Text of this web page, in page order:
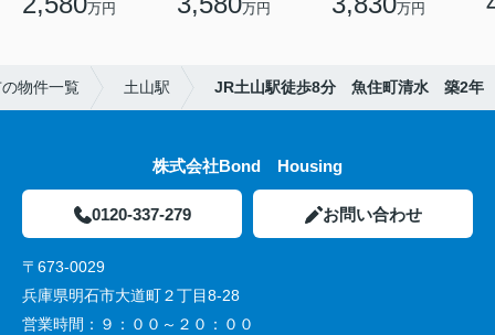
万円 万円 万円
物件一覧 土山駅 JR土山駅徒歩8分 魚住町清水 築2年
株式会社Bond Housing
0120-337-279 お問い合わせ
〒673-0029
兵庫県明石市大道町２丁目8-28
営業時間： ９：００～２０：００